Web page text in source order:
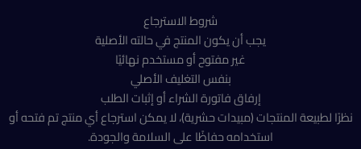
شروط الاسترجاع
يجب أن يكون المنتج في حالته الأصلية
غير مفتوح أو مستخدم نهائيًا
بنفس التغليف الأصلي
إرفاق فاتورة الشراء أو إثبات الطلب
نظرًا لطبيعة المنتجات (مبيدات حشرية)، لا يمكن استرجاع أي منتج تم فتحه أو
استخدامه حفاظًا على السلامة والجودة.